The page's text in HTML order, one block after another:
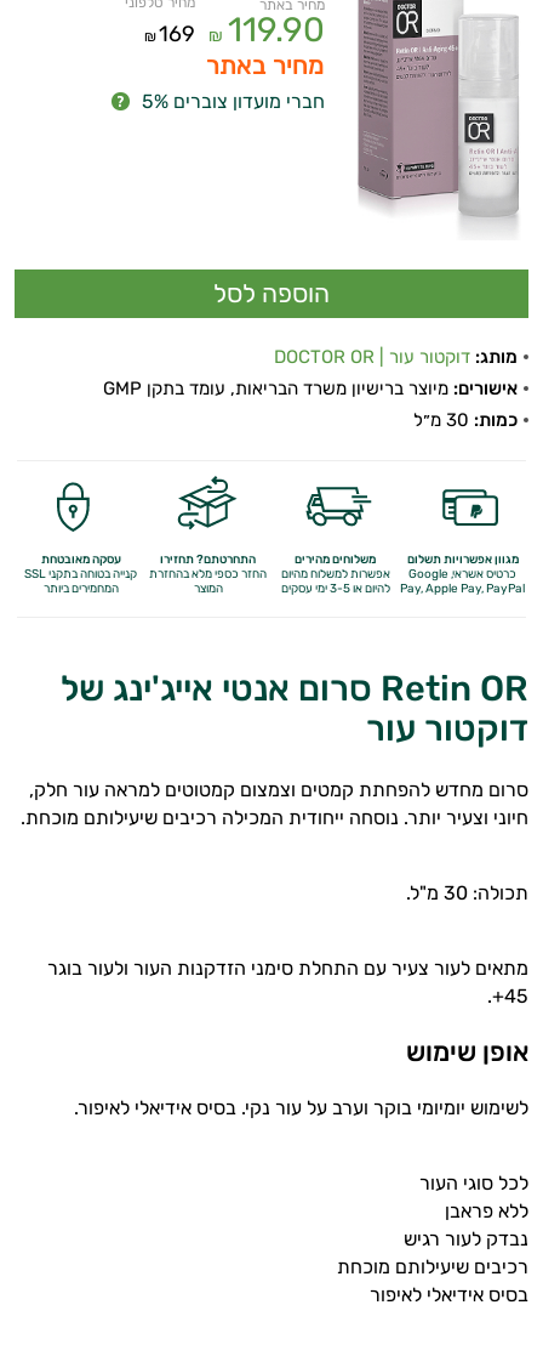
מחיר באתר
119.90
₪
169
₪
מחיר באתר
חברי מועדון צוברים 5%
מותג: דוקטור עור | DOCTOR OR
אישורים: מיוצר ברישיון משרד הבריאות, עומד בתקן GMP
כמות:
מגוון אפשרויות תשלום
כרטיס אשראי, Google
Pay,Apple Pay, PayPal
משלוחים מהירים
אפשרות למשלוח מהיום
להיום או 3-5 ימי עסקים
התחרטתם? תחזירו
החזר כספי מלאבהחזרת
המוצר
עסקה מאובטחת
קנייה בטוחה בתקני SSL
המחמירים ביותר
Retin OR סרום אנטי אייג'ינג של
דוקטור עור
סרום מחדש להפחתת קמטים וצמצום קמטוטים למראה עור חלק,
חיוני וצעיר יותר. נוסחה ייחודית המכילה רכיבים שיעילותם מוכחת.
תכולה: 30 מ"ל.
מתאים לעור צעיר עם התחלת סימני הזדקנות העור ולעור בוגר
45+.
אופן שימוש
לשימוש יומיומי בוקר וערב על עור נקי. בסיס אידיאלי לאיפור.
לכל סוגי העור
ללא פראבן
נבדק לעור רגיש
רכיבים שיעילותם מוכחת
בסיס אידיאלי לאיפור